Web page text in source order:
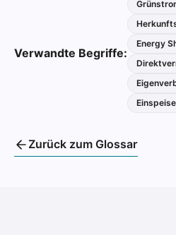
Verwandte Begriffe:
Energy
Zurück zum Glossar